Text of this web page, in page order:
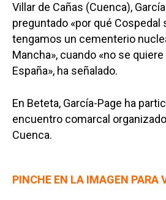
Villar de Cañas (Cuenca),
preguntado «por qué Cospedal
tengamos un cementerio
Mancha», cuando «no se
España», ha señalado.
En Beteta, García-Page ha
encuentro comarcal
Cuenca.
PINCHE EN LA IMAGEN PARA